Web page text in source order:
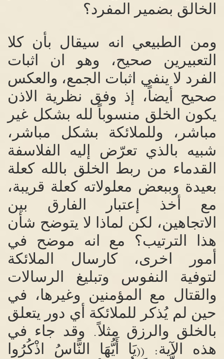
الخالق بضمير المفرد؟
ومن الطبيعي انه سيقال بأن كلا
التعبيرين صحيح، وهو ان اثبات
الفرد لا ينفي اثبات الجمع، والعكس
صحيح أيضاً، إذ وفق نظرية الاذن
يكون الخلق منسوباً لله بشكل غير
مباشر، وللملائكة بشكل مباشر،
شبيه بالذي تعرّض إليه الفلاسفة
القدماء من ربط الخلق بالله كعلة
بعيدة وببعض معلولاته كعلة قريبة،
مع أخذ إعتبار الفارق بين
الاتجاهين، لكن لماذا لا يتوضح شأن
هذا الترتيب؟ مع انه موضح في
أمور اخرى، كارسال الملائكة
لتوفية النفوس وتبليغ الرسالات
والقتال مع المؤمنين وغيرها، في
حين لم يُذكر للملائكة أي دور يتعلق
بالخلق والرزق مثلاً.
وقد جاء في
هذه الآية: ((يَا أَيُّهَا النَّاسُ اذْكُرُوا